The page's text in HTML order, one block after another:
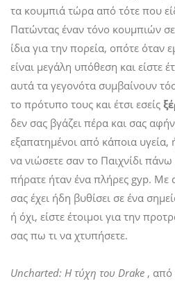
τα κουμπιά τώρα από τότε που
Πατώντας έναν τόνο κουμπιών σε
ίδια για την πορεία, οπότε όταν
είναι μεγάλη υπόθεση και είστε
αυτά τα γεγονότα συμβαίνουν
το πρότυπο τους και έτσι εσείς
δεν σας βγάζει πέρα ​​και σας
εξαπατημένοι από κάποια υγεία,
να νιώσετε σαν το Παιχνίδι
πήρατε ήταν ένα πλήρες gyp. Με
σας έχει ήδη βυθίσει σε ένα
ή όχι, είστε έτοιμοι για την
σας πω τι να χτυπήσετε.
Uncharted: Η τύχη του Drake , από